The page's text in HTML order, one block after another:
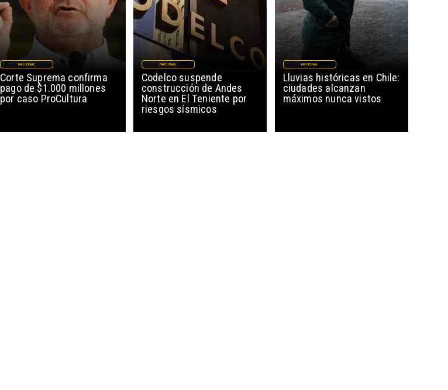
Corte Suprema confirma
pago de $1.000 millones
por caso ProCultura
NACIONAL
Codelco suspende
construcción de Andes
Norte en El Teniente por
riesgos sísmicos
NACIONAL
Lluvias históricas en Chile:
ciudades alcanzan
máximos nunca vistos
NACIONAL